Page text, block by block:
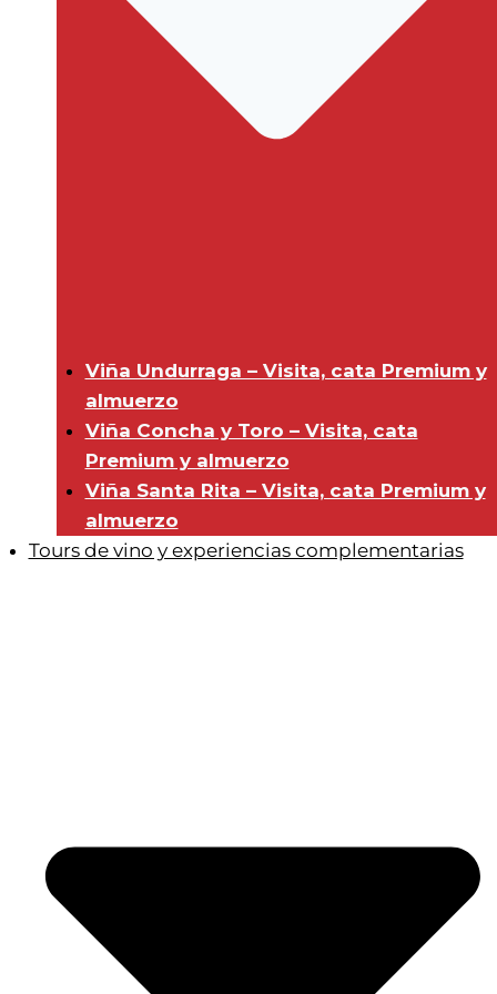
Viña Undurraga – Visita, cata Premium y
almuerzo
Viña Concha y Toro – Visita, cata
Premium y almuerzo
Viña Santa Rita – Visita, cata Premium y
almuerzo
Tours de vino y experiencias complementarias